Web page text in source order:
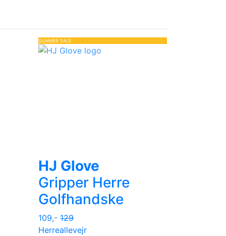
SUMMER SALE
HJ Glove
Gripper Herre
Golfhandske
109,- 129
Herreallevejr